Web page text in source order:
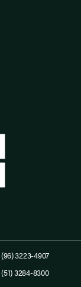
(96) 3223-4907
(51) 3284-8300